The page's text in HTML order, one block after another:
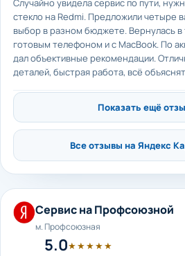
Случайно увидела сервис по пути,
стекло на Redmi. Предложили четыре
выбор в разном бюджете. Вернулась в
готовым телефоном и с MacBook. По
дал объективные рекомендации.
деталей, быстрая работа, всё
Показать ещё
Все отзывы на Яндекс
Сервис на Профсоюзной
м. Профсоюзная
5.0★★★★★